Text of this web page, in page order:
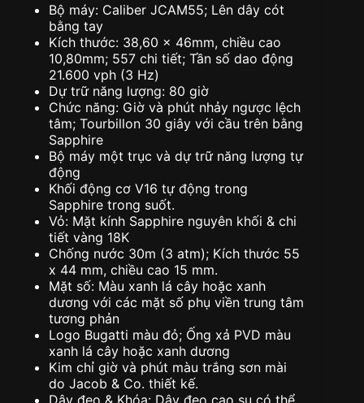
Bộ máy: Caliber JCAM55; Lên dây cót
bằng tay
Kích thước: 38,60 x 46mm, chiều cao
10,80mm; 557 chi tiết; Tần số dao động
21.600 vph (3 Hz)
Dự trữ năng lượng: 80 giờ
Chức năng: Giờ và phút nhảy ngược lệch
tâm; Tourbillon 30 giây với cầu trên bằng
Sapphire
Bộ máy một trục và dự trữ năng lượng tự
động
Khối động cơ V16 tự động trong
Sapphire trong suốt.
Vỏ: Mặt kính Sapphire nguyên khối & chi
tiết vàng 18K
Chống nước 30m (3 atm); Kích thước 55
x 44 mm, chiều cao 15 mm.
Mặt số: Màu xanh lá cây hoặc xanh
dương với các mặt số phụ viền trung tâm
tương phản
Logo Bugatti màu đỏ; Ống xả PVD màu
xanh lá cây hoặc xanh dương
Kim chỉ giờ và phút màu trắng sơn mài
do Jacob & Co. thiết kế.
Dây đeo & Khóa: Dây đeo cao su có thể